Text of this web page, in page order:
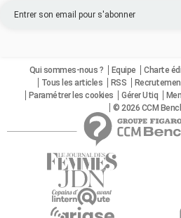
Qui sommes-nous ? Equipe Charte
Tous les articles
RSS
Paramétrer les cookies
Gérer Utiq
© 2026 CCM